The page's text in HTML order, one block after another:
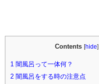
Contents [hide]
1 闇風呂って一体何？
2 闇風呂をする時の注意点